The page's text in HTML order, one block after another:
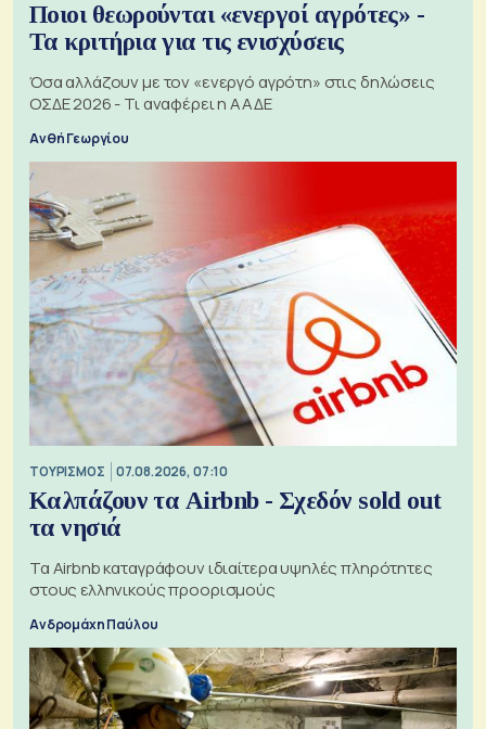
Ποιοι θεωρούνται «ενεργοί αγρότες» -
Τα κριτήρια για τις ενισχύσεις
Όσα αλλάζουν με τον «ενεργό αγρότη» στις δηλώσεις
ΟΣΔΕ 2026 - Τι αναφέρει η ΑΑΔΕ
Ανθή Γεωργίου
ΤΟΥΡΙΣΜΟΣ 07.08.2026, 07:10
Καλπάζουν τα Airbnb - Σχεδόν sold out
τα νησιά
Τα Airbnb καταγράφουν ιδιαίτερα υψηλές πληρότητες
στους ελληνικούς προορισμούς
Ανδρομάχη Παύλου